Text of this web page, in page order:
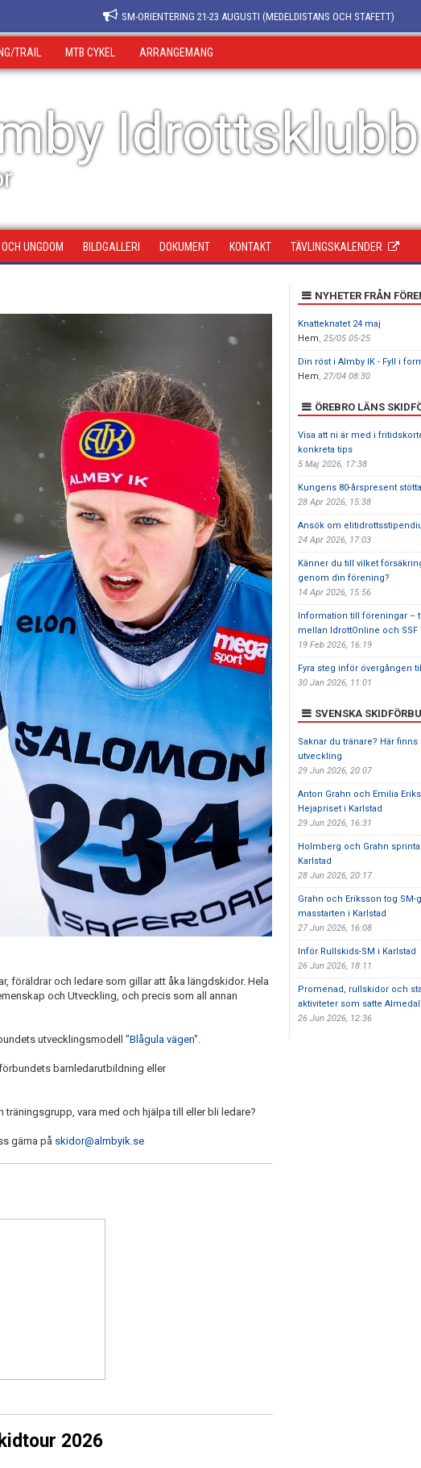
SM-ORIENTERING 21-23 AUGUSTI (MEDELDISTANS OCH STAFETT)
TRAIL MTB CYKEL ARRANGEMANG
Idrottsklubb
UNGDOM BILDGALLERI DOKUMENT KONTAKT TÄVLINGSKALENDER
föräldrar och ledare som gillar att åka längdskidor. Hela
och Utveckling, och precis som all annan
utvecklingsmodell "Blågula vägen".
barnledarutbildning eller
vara med och hjälpa till eller bli ledare?
gärna på skidor@almbyik.se
2026
NYHETER FRÅN
Knatteknatet 24 maj
Hem, 25/05 05-25
Din röst i Almby IK - Fyll i
Hem, 27/04 08:30
ÖREBRO LÄNS
Visa att ni är med i
konkreta tips
5 Maj 2026, 17:38
Kungens 80-årspresent
28 Apr 2026, 15:38
Ansök om
24 Apr 2026, 17:03
Känner du till vilket
genom din förening?
14 Apr 2026, 15:56
Information till föreningar –
mellan IdrottOnline och SSF
19 Feb 2026, 16:19
Fyra steg inför övergången
30 Jan 2026, 11:01
SVENSKA
Saknar du tränare? Här
utveckling
29 Jun 2026, 20:07
Anton Grahn och Emilia
Hejapriset i Karlstad
29 Jun 2026, 16:31
Holmberg och Grahn
Karlstad
28 Jun 2026, 20:17
Grahn och Eriksson tog SM-
masstarten i Karlstad
27 Jun 2026, 16:08
Inför Rullskids-SM i Karlstad
26 Jun 2026, 18:11
Promenad, rullskidor och
aktiviteter som satte
26 Jun 2026, 12:36